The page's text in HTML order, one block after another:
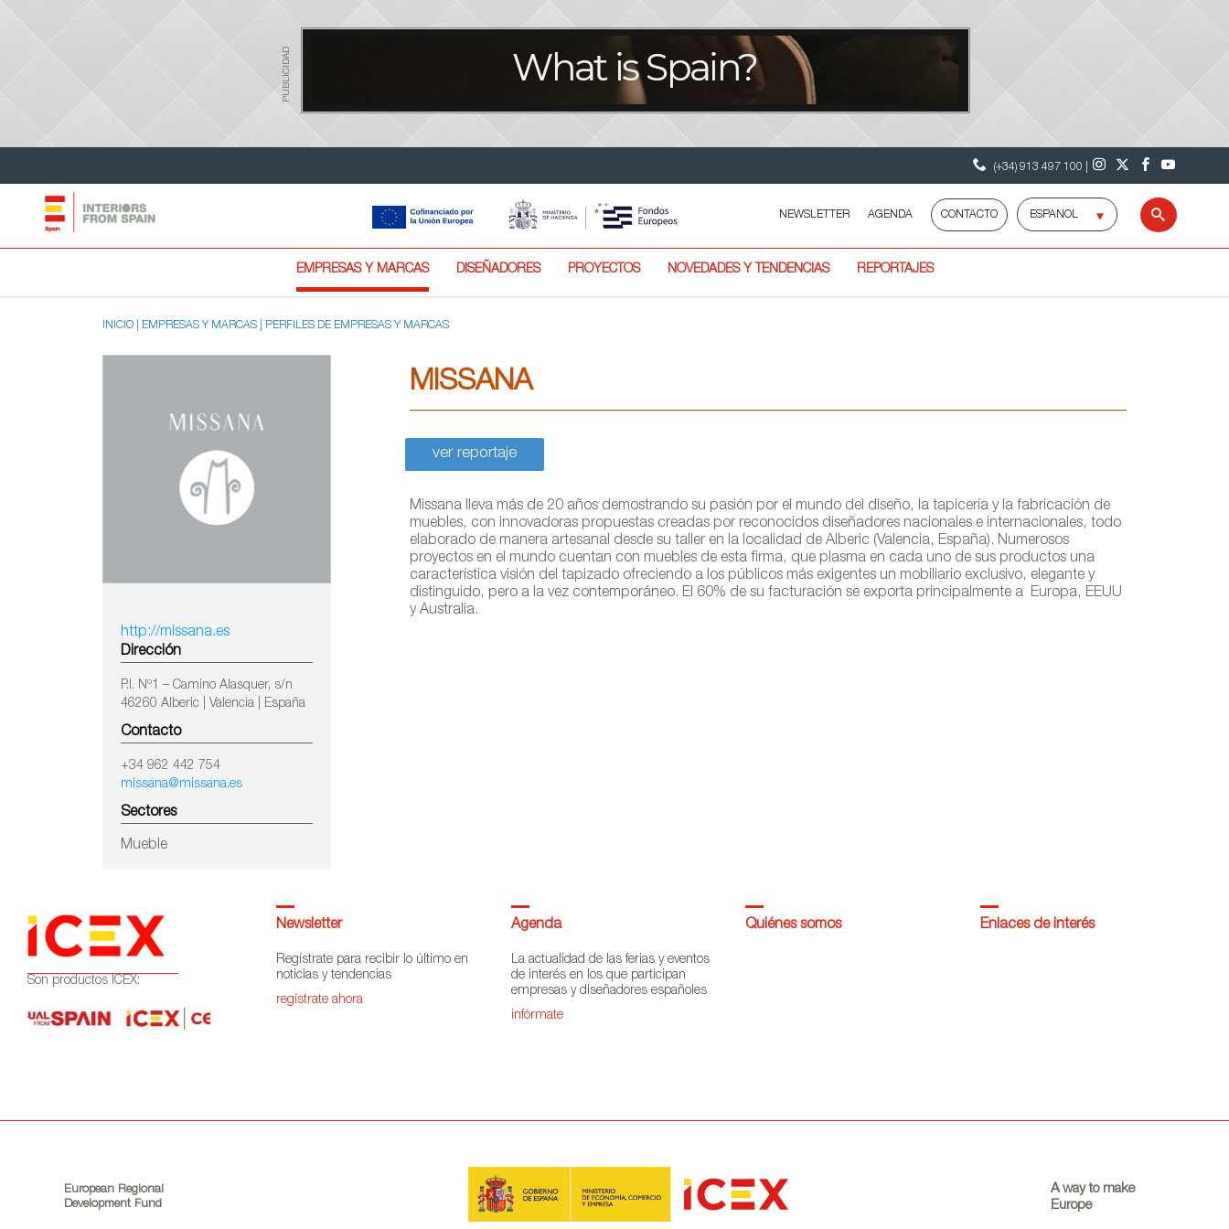
PUBLICIDAD
(+34) 913 497 100 |
NEWSLETTER AGENDA CONTACTO
Selecciona
idioma
Buscar
EMPRESAS Y MARCAS DISEÑADORES PROYECTOS NOVEDADES Y TENDENCIAS REPORTAJES
INICIO EMPRESAS Y MARCAS PERFILES DE EMPRESAS Y MARCAS
http://missana.es
Dirección
P.I. Nº1 – Camino Alasquer, s/n
46260 Alberic | Valencia | España
Contacto
+34 962 442 754
missana@missana.es
Sectores
Mueble
MISSANA
ver reportaje
Missana lleva más de 20 años demostrando su pasión por el mundo del diseño, la tapicería y la fabricación de
muebles, con innovadoras propuestas creadas por reconocidos diseñadores nacionales e internacionales, todo
elaborado de manera artesanal desde su taller en la localidad de Alberic (Valencia, España). Numerosos
proyectos en el mundo cuentan con muebles de esta firma, que plasma en cada uno de sus productos una
característica visión del tapizado ofreciendo a los públicos más exigentes un mobiliario exclusivo, elegante y
distinguido, pero a la vez contemporáneo. El 60% de su facturación se exporta principalmente a Europa, EEUU
y Australia.
Son productos ICEX:
Newsletter
Regístrate para recibir lo último en
noticias y tendencias
regístrate ahora
Agenda
La actualidad de las ferias y eventos
de interés en los que participan
empresas y diseñadores españoles
infórmate
Quiénes somos Enlaces de interés
European Regional
Development Fund
A way to make
Europe